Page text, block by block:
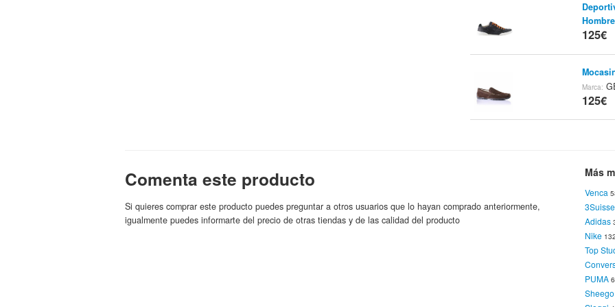
Hombre
125€
Marca:
125€
Venca
126€
Venca
126€
Comenta este producto
Si quieres comprar este producto puedes preguntar a otros usuarios que lo hayan comprado anteriormente,
igualmente puedes informarte del precio de otras tiendas y de las calidad del producto
Más
Venca
Adidas
Nike
Top
PUMA
Sheego